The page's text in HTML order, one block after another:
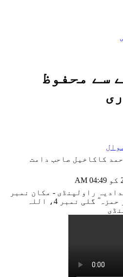
سے محفوظ
کاکاخیل صاحب دامت
راولپنڈی - مکان نمبر
CB 1991/1 نزد مسجد امیر حمزہ ؓ گلی نمبر 4، اللہ